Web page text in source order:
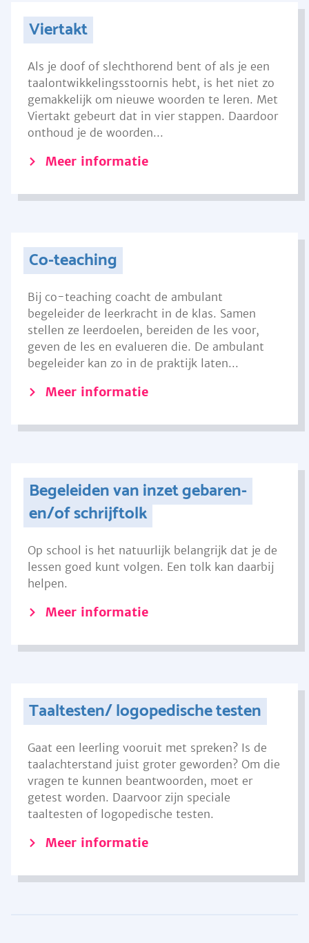
Viertakt
Als je doof of slechthorend bent of als je een
taalontwikkelingsstoornis hebt, is het niet zo
gemakkelijk om nieuwe woorden te leren. Met
Viertakt gebeurt dat in vier stappen. Daardoor
onthoud je de woorden...
Meer informatie
Co-teaching
Bij co-teaching coacht de ambulant
begeleider de leerkracht in de klas. Samen
stellen ze leerdoelen, bereiden de les voor,
geven de les en evalueren die. De ambulant
begeleider kan zo in de praktijk laten...
Meer informatie
Begeleiden van inzet gebaren-
en/of schrijftolk
Op school is het natuurlijk belangrijk dat je de
lessen goed kunt volgen. Een tolk kan daarbij
helpen.
Meer informatie
Taaltesten/ logopedische testen
Gaat een leerling vooruit met spreken? Is de
taalachterstand juist groter geworden? Om die
vragen te kunnen beantwoorden, moet er
getest worden. Daarvoor zijn speciale
taaltesten of logopedische testen.
Meer informatie